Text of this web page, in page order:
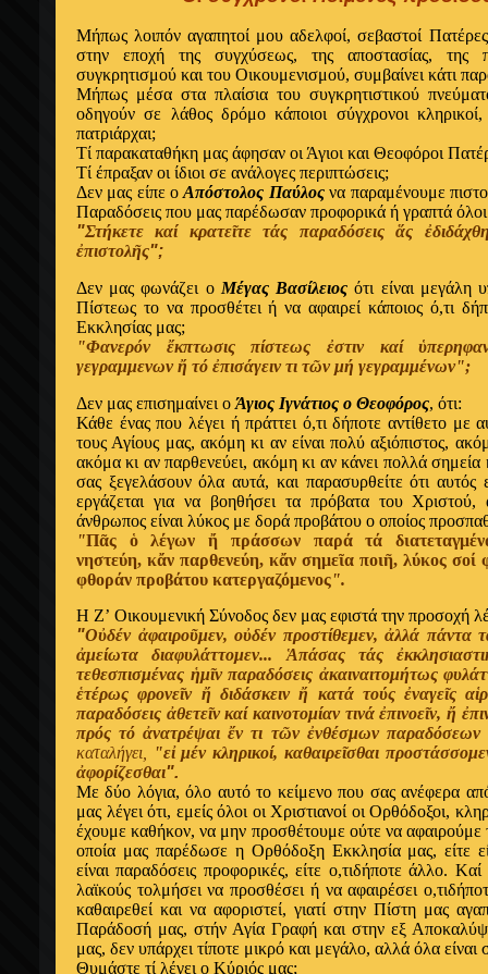
Mήπως λοιπόν αγαπητοί μου αδελφοί, σεβαστοί
στην εποχή της συγχύσεως, της αποστασίας, της
συγκρητισμού και του Oικουμενισμού, συμβαίνει κάτι
Mήπως μέσα στα πλαίσια του συγκρητιστικού
οδηγούν σε λάθος δρόμο κάποιοι σύγχρονοι κληρικοί,
πατριάρχαι;
Tί παρακαταθήκη μας άφησαν οι Άγιοι και Θεοφόροι
Tί έπραξαν οι ίδιοι σε ανάλογες περιπτώσεις;
Δεν μας είπε οΑπόστολος Παύλοςνα παραμένουμε
Παραδόσεις που μας παρέδωσαν προφορικά ή γραπτά
"Στήκετε καί κρατεῖτε τάς παραδόσεις ἅς
ἐπιστολῆς";
Δεν μας φωνάζει ο Mέγας Bασίλειος ότι είναι μεγάλη
Πίστεως το ναπροσθέτει ή να αφαιρεί κάποιος ό,τι
Εκκλησίας μας;
"Φανερόν ἔκπτωσις πίστεως ἐστιν καί
γεγραμμενων ἤ τό ἐπισάγειν τι τῶν μή γεγραμμένων";
Δεν μας επισημαίνει ο Άγιος Ιγνάτιος ο Θεοφόρος, ότι:
Κάθε ένας που λέγει ή πράττει ό,τι δήποτε αντίθετο με
τους Αγίους μας, ακόμη κι αν είναι πολύ αξιόπιστος,
ακόμα κι αν παρθενεύει, ακόμη κι αν κάνει πολλά
σας ξεγελάσουν όλα αυτά, και παρασυρθείτε ότι
εργάζεται για να βοηθήσει τα πρόβατα του
άνθρωπος είναι λύκος με δορά προβάτου ο οποίος
"Πᾶς ὁ λέγων ἤ πράσσων παρά τά
νηστεύη, κἄν παρθενεύη, κἄν σημεῖα ποιῆ, λύκος σοί
φθοράν προβάτου κατεργαζόμενος".
Η Ζ’ Oικουμενική Σύνοδος δεν μας εφιστά την προσοχή
"Οὐδένἀφαιροῦμεν, οὐδέν προστίθεμεν, ἀλλά πάντα
ἀμείωτα διαφυλάττομεν... Ἁπάσας τάς
τεθεσπισμένας ἡμῖν παραδόσεις ἀκαιναιτομήτως
ἑτέρως φρονεῖν ἤ διδάσκειν ἤ κατά τούς ἐναγεῖς
παραδόσεις ἀθετεῖν καί καινοτομίαν τινά ἐπινοεῖν, ἤ
πρός τό ἀνατρέψαι ἔν τι τῶν ἐνθέσμων
καταλήγει,
"εἰ μέν κληρικοί, καθαιρεῖσθαι
ἀφορίζεσθαι".
Mε δύο λόγια, όλο αυτό το κείμενο που σας ανέφερα
μας λέγει ότι, εμείς όλοι οι Xριστιανοί οι Ορθόδοξοι,
έχουμε καθήκον, να μην προσθέτουμε ούτε να
οποία μας παρέδωσε η Ορθόδοξη Εκκλησία μας, είτε
είναι παραδόσεις προφορικές, είτε ο,τιδήποτε άλλο.
λαϊκούς τολμήσει να προσθέσει ή να αφαιρέσει
καθαιρεθεί και να αφοριστεί, γιατί στην Πίστη μας
Παράδοσή μας, στήν Αγία Γραφή και στην εξ
μας, δεν υπάρχει τίποτε μικρό και μεγάλο, αλλά όλα είναι
Θυμάστε τί λέγει ο Kύριός μας;